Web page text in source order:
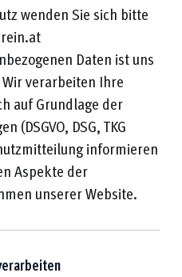
wenden Sie sich bitte
Daten ist uns
verarbeiten Ihre
auf Grundlage der
(DSGVO, DSG, TKG
informieren
Aspekte der
unserer Website.